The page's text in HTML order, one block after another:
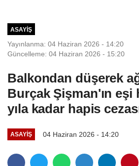
ASAYIŞ
Yayınlanma: 04 Haziran 2026 - 14:20
Güncelleme: 04 Haziran 2026 - 15:20
Balkondan düşerek
Burçak Şişman'ın eşi
yıla kadar hapis
ASAYIŞ 04 Haziran 2026 - 14:20